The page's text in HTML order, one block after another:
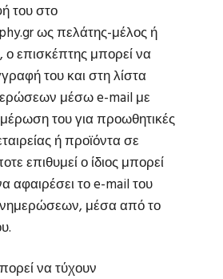
του στο
ως πελάτης-μέλος ή
ο επισκέπτης μπορεί να
του και στη λίστα
μέσω e-mail με
του για προωθητικές
ή προϊόντα σε
επιθυμεί ο ίδιος μπορεί
αφαιρέσει το e-mail του
μέσα από το
να τύχουν